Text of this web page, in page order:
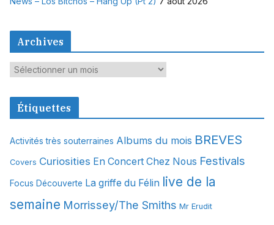
Archives
A
c
v
e
Étiquettes
Activités très souterraines Albums du mois BREVES
Covers Curiosities En Concert Chez Nous Festivals
Focus Découverte La griffe du Félin live de la
semaine Morrissey/The Smiths Mr Erudit